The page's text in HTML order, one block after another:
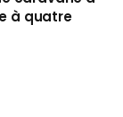
à quatre